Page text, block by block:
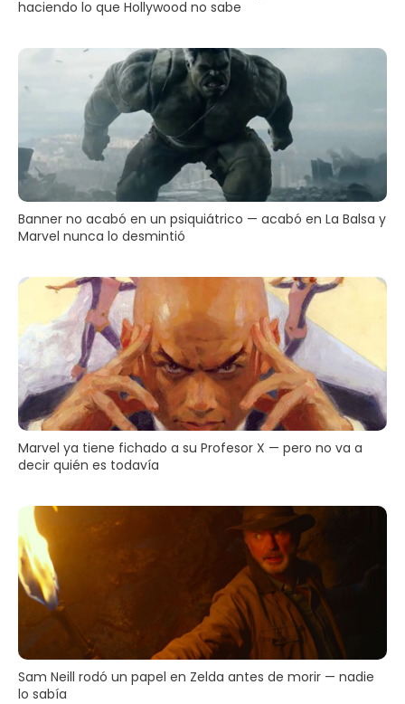
haciendo lo que Hollywood no sabe
Banner no acabó en un psiquiátrico — acabó en La Balsa y
Marvel nunca lo desmintió
Marvel ya tiene fichado a su Profesor X — pero no va a
decir quién es todavía
Sam Neill rodó un papel en Zelda antes de morir — nadie
lo sabía